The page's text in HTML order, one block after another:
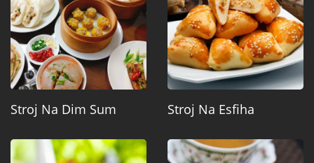
Stroj Na Dim Sum Stroj Na Esfiha